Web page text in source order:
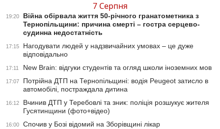
7 Серпня
19:20
Війна обірвала життя 50-річного гранатометника з
Тернопільщини: причина смерті – гостра серцево-
судинна недостатність
17:15
Нагодувати людей у надзвичайних умовах – це дуже
відповідально
17:11 New Brain: відгуки студентів та огляд школи іноземних мов
17:07
Потрійна ДТП на Тернопільщині: водія Peugeot затисло в
автомобілі, постраждала дитина
16:12
Вчинив ДТП у Теребовлі та зник: поліція розшукує жителя
Гусятинщини (фото+відео)
16:00 Спочив у Бозі відомий на Зборівщині лікар